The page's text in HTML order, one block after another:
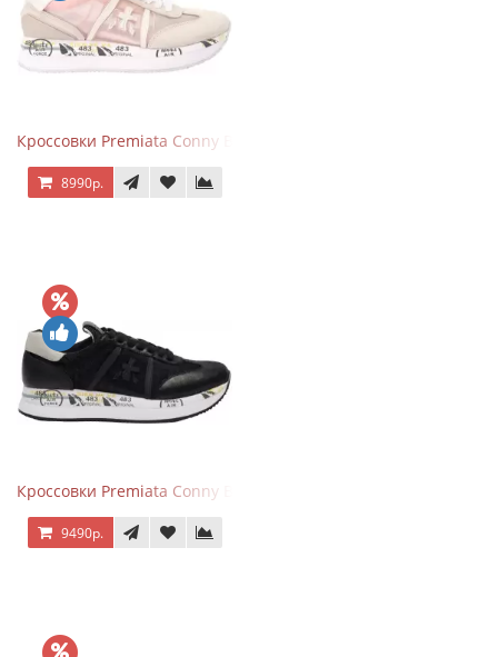
Кроссовки Premiata Conny Beige Pink
8990р.
Кроссовки Premiata Conny Black
9490р.